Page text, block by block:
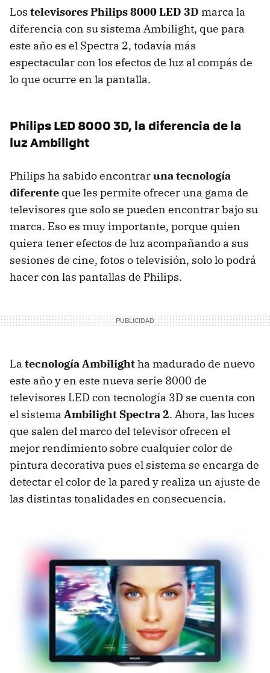
Los televisores Philips 8000LED 3D marca la
diferencia con su sistema Ambilight, que para
este año es el Spectra 2, todavía más
espectacular con los efectos de luz al compás de
lo que ocurre en la pantalla.
PhilipsLED8000 3D, la diferencia de la
luz Ambilight
Philips ha sabido encontraruna tecnología
diferente que les permite ofrecer una gama de
televisores que solo se pueden encontrar bajo su
marca. Eso es muy importante, porque quien
quiera tener efectos de luz acompañando a sus
sesiones de cine, fotos o televisión, solo lo podrá
hacer con las pantallas de Philips.
La tecnología Ambilightha madurado de nuevo
este año y en este nueva serie 8000 de
televisores LED con tecnología 3D se cuenta con
el sistema Ambilight Spectra 2. Ahora, las luces
que salen del marco del televisor ofrecen el
mejor rendimiento sobre cualquier color de
pintura decorativa pues el sistema se encarga de
detectar el color de la pared y realiza un ajuste de
las distintas tonalidades en consecuencia.